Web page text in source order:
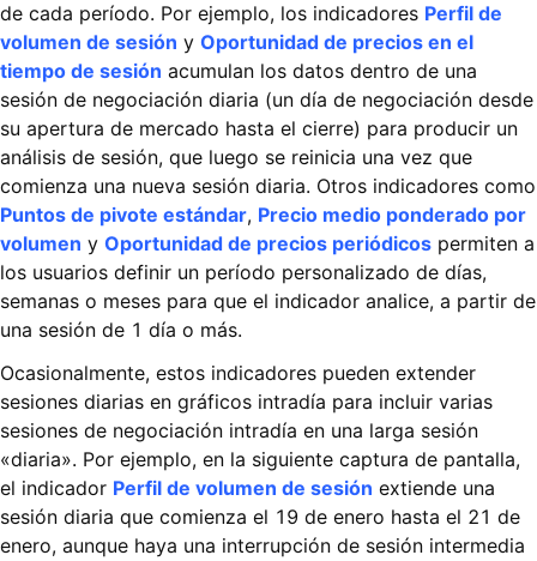
de cada período. Por ejemplo, los indicadores Perfil de
volumen de sesión y Oportunidad de precios en el
tiempo de sesión acumulan los datos dentro de una
sesión de negociación diaria (un día de negociación desde
su apertura de mercado hasta el cierre) para producir un
análisis de sesión, que luego se reinicia una vez que
comienza una nueva sesión diaria. Otros indicadores como
Puntos de pivote estándar, Precio medio ponderado por
volumen y Oportunidad de precios periódicos permiten a
los usuarios definir un período personalizado de días,
semanas o meses para que el indicador analice, a partir de
una sesión de 1 día o más.
Ocasionalmente, estos indicadores pueden extender
sesiones diarias en gráficos intradía para incluir varias
sesiones de negociación intradía en una larga sesión
«diaria». Por ejemplo, en la siguiente captura de pantalla,
el indicador Perfil de volumen de sesión extiende una
sesión diaria que comienza el 19 de enero hasta el 21 de
enero, aunque haya una interrupción de sesión intermedia